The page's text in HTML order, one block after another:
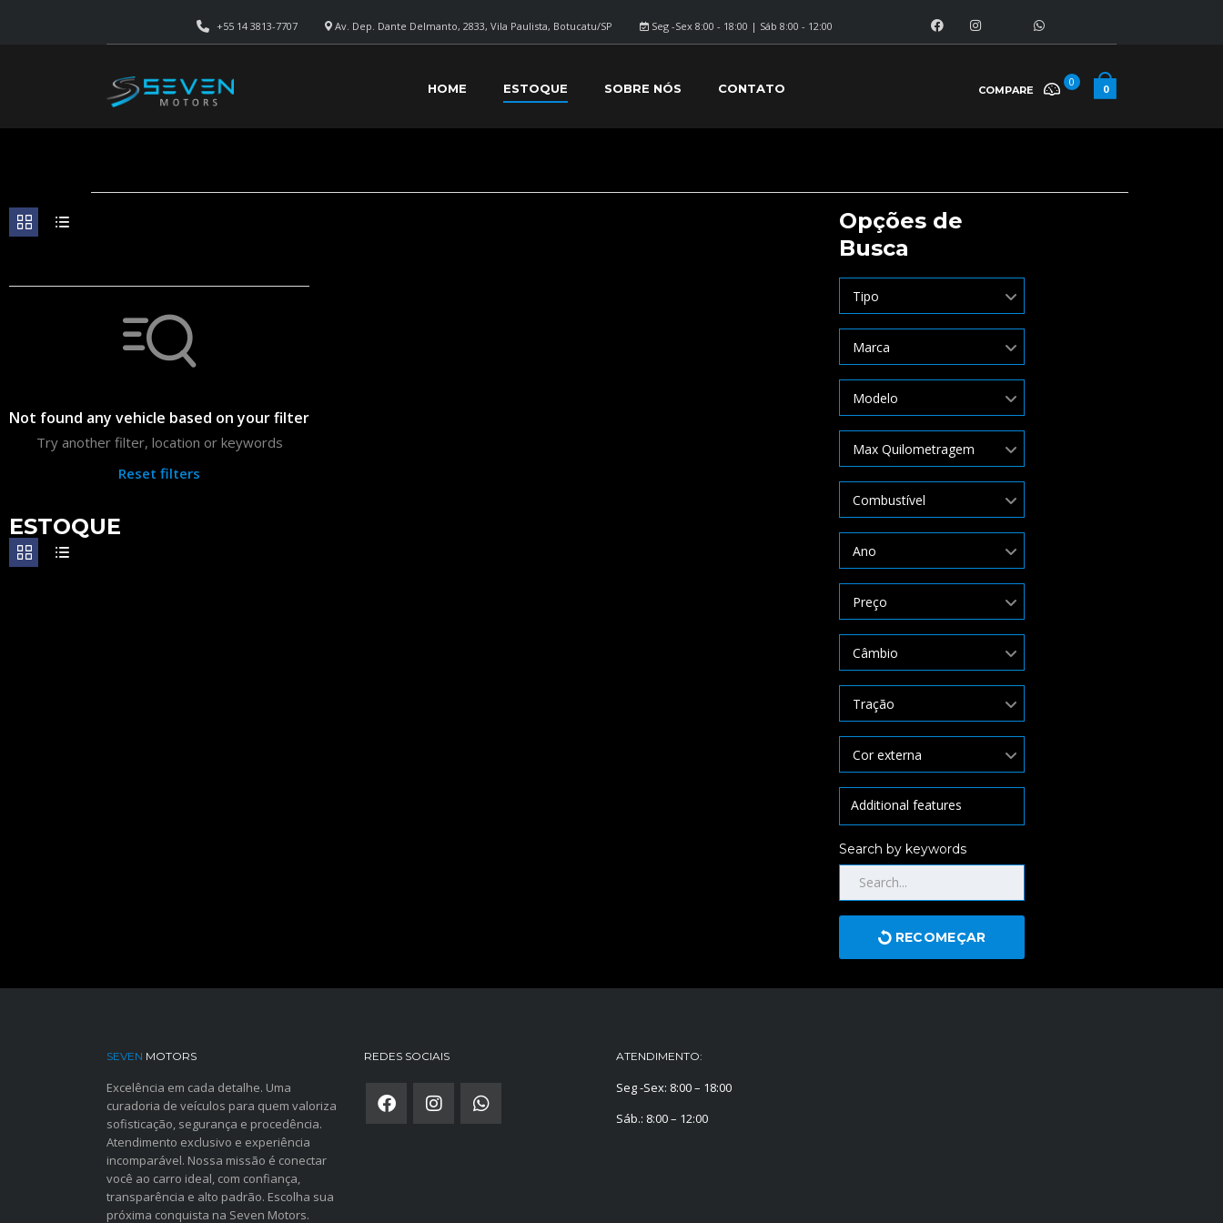
Seg -Sex 8:00 - 18:00 | Sáb 8:00 - 12:00
Av. Dep. Dante Delmanto, 2833, Vila Paulista, Botucatu/SP
+55 14 3813-7707
0
COMPARE
0
HOME ESTOQUE SOBRE NÓS CONTATO
Not found any vehicle based on your filter
Try another filter, location or keywords
Reset filters
ESTOQUE
Opções de
Busca
Tipo
Marca
Modelo
Max Quilometragem
Combustível
Ano
Preço
Câmbio
Tração
Cor externa
Search by keywords
RECOMEÇAR
SEVEN MOTORS
Excelência em cada detalhe. Uma
curadoria de veículos para quem valoriza
sofisticação, segurança e procedência.
Atendimento exclusivo e experiência
incomparável. Nossa missão é conectar
você ao carro ideal, com confiança,
transparência e alto padrão. Escolha sua
próxima conquista na Seven Motors.
REDES SOCIAIS ATENDIMENTO:
Seg -Sex: 8:00 – 18:00
Sáb.: 8:00 – 12:00